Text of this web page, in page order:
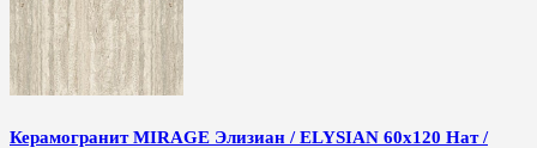
Керамогранит MIRAGE Элизиан / ELYSIAN 60x120 Нат /